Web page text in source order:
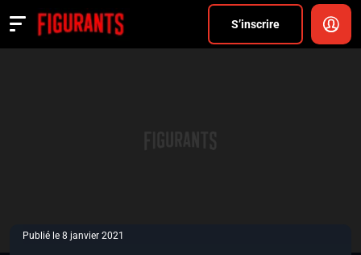
S’inscrire
Actualités
Publié le 8 janvier 2021